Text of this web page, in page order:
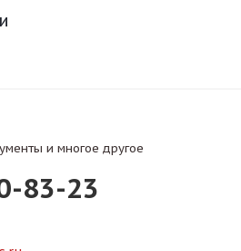
и многое другое
83-23